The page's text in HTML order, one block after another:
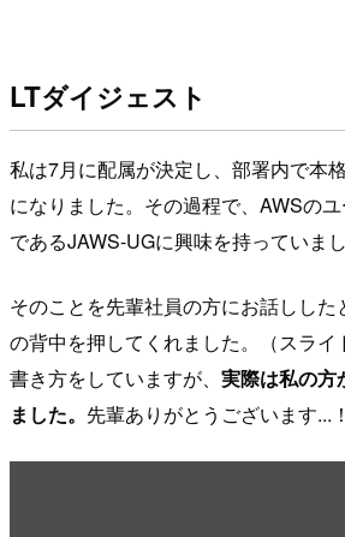
LTダイジェスト
私は7月に配属が決定し、部署内で本
になりました。その過程で、AWSの
であるJAWS-UGに興味を持っていまし
そのことを先輩社員の方にお話しした
の背中を押してくれました。（スライ
書き方をしていますが、 実際は私の方
ました。 先輩ありがとうございます...！